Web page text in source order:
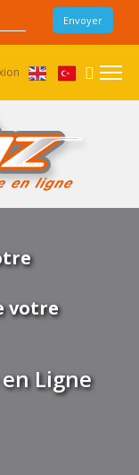
votre
Ligne